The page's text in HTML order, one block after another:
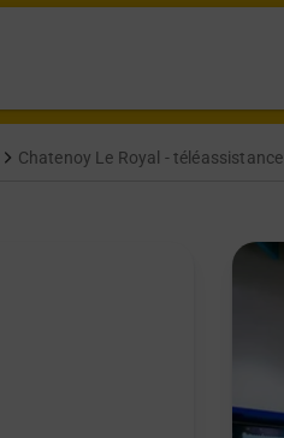
Chatenoy Le Royal - téléassistance